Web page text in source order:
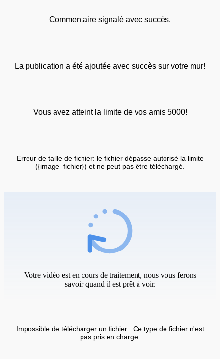
Commentaire signalé avec succès.
La publication a été ajoutée avec succès sur votre mur!
Vous avez atteint la limite de vos amis 5000!
Erreur de taille de fichier: le fichier dépasse autorisé la limite
({image_fichier}) et ne peut pas être téléchargé.
Votre vidéo est en cours de traitement, nous vous ferons
savoir quand il est prêt à voir.
Impossible de télécharger un fichier : Ce type de fichier n'est
pas pris en charge.